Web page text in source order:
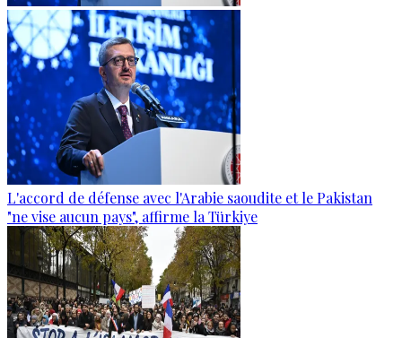
L'accord de défense avec l'Arabie saoudite et le Pakistan
"ne vise aucun pays", affirme la Türkiye